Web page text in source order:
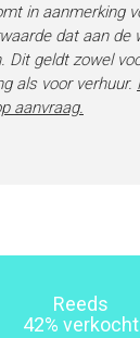
in aanmerking
dat aan de
Dit geldt zowel
als voor verhuur.
aanvraag.
Reeds
42% verkocht